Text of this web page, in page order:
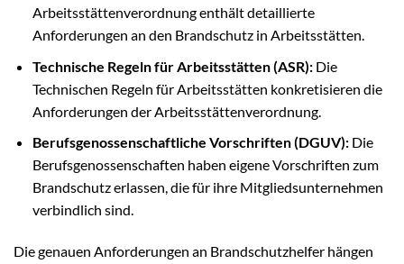
Arbeitsstättenverordnung enthält detaillierte
Anforderungen an den Brandschutz in Arbeitsstätten.
Technische Regeln für Arbeitsstätten (ASR):Die
Technischen Regeln für Arbeitsstätten konkretisieren die
Anforderungen der Arbeitsstättenverordnung.
Berufsgenossenschaftliche Vorschriften (DGUV):Die
Berufsgenossenschaften haben eigene Vorschriften zum
Brandschutz erlassen, die für ihre Mitgliedsunternehmen
verbindlich sind.
Die genauen Anforderungen an Brandschutzhelfer hängen